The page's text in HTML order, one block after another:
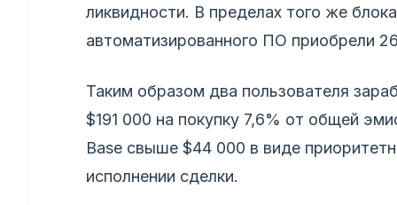
ликвидности. В пределах того же
автоматизированного ПО приобрели
Таким образом два пользователя
$191 000 на покупку 7,6% от общей
Base свыше $44 000 в виде
исполнении сделки.